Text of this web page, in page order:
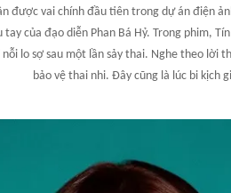
được vai chính đầu tiên trong dự án điện
của đạo diễn Phan Bá Hỷ. Trong phim,
lo sợ sau một lần sảy thai. Nghe theo lời
bảo vệ thai nhi. Đây cũng là lúc bi kịch